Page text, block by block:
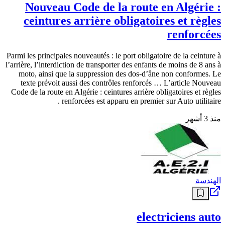
Nouveau Code de la route en Algérie :
ceintures arrière obligatoires et règles
renforcées
Parmi les principales nouveautés : le port obligatoire de la ceinture à
l’arrière, l’interdiction de transporter des enfants de moins de 8 ans à
moto, ainsi que la suppression des dos-d’âne non conformes. Le
texte prévoit aussi des contrôles renforcés … L’article Nouveau
Code de la route en Algérie : ceintures arrière obligatoires et règles
renforcées est apparu en premier sur Auto utilitaire .
منذ 3 أشهر
الهندسة
electriciens auto